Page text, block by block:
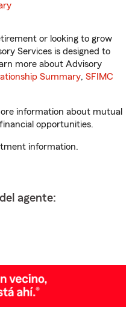
or looking to grow
Services is designed to
more about Advisory
Summary, SFIMC
information about mutual
opportunities.
information.
agente: